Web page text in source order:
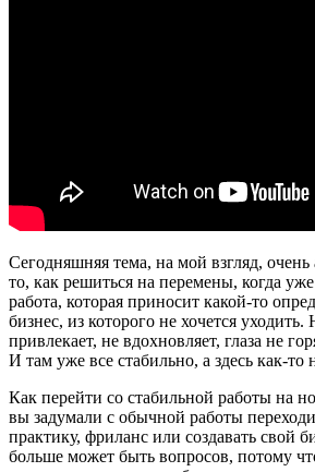
Сегодняшняя тема, на мой взгляд,
то, как решиться на перемены, когда уже
работа, которая приносит какой-то
бизнес, из которого не хочется
привлекает, не вдохновляет, глаза не
И там уже все стабильно, а здесь как-то
Как перейти со стабильной работы на
вы задумали с обычной работы
практику, фриланс или создавать свой
больше может быть вопросов, потому